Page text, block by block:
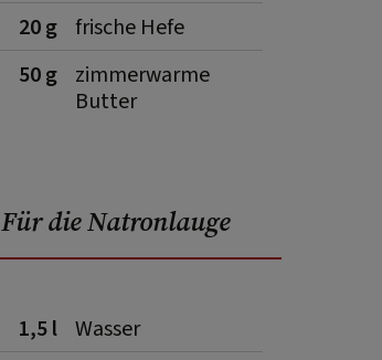
20 g frische Hefe
50 g
zimmerwarme
Butter
Für die Natronlauge
1,5 l Wasser